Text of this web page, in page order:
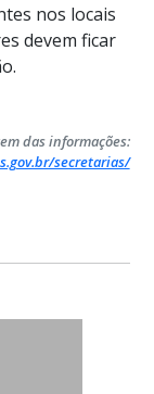
nos locais
devem ficar
das informações:
secretarias/